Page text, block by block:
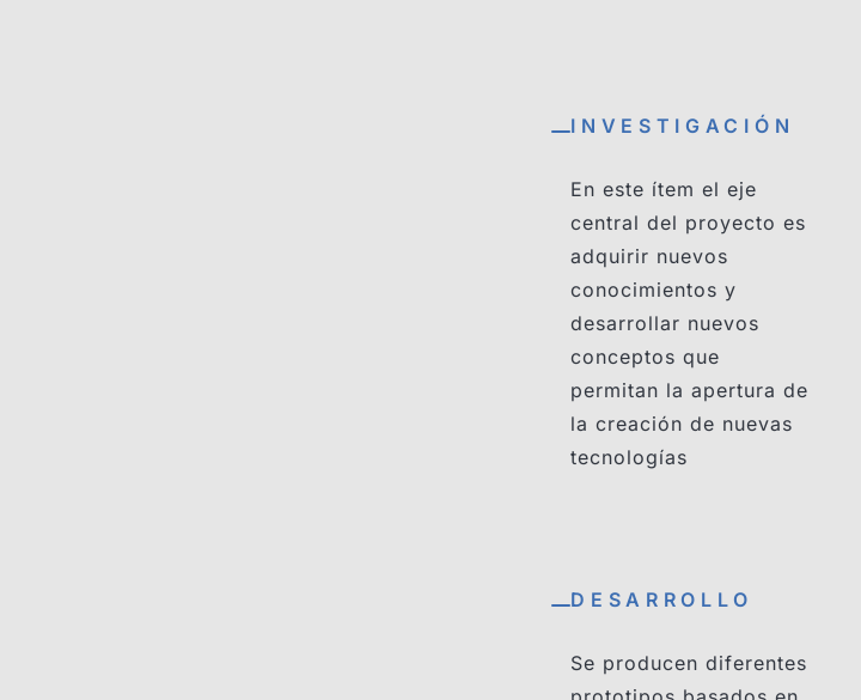
INVESTIGACIÓN
En este ítem el eje
central del proyecto es
adquirir nuevos
conocimientos y
desarrollar nuevos
conceptos que
permitan la apertura de
la creación de nuevas
tecnologías
DESARROLLO
Se producen diferentes